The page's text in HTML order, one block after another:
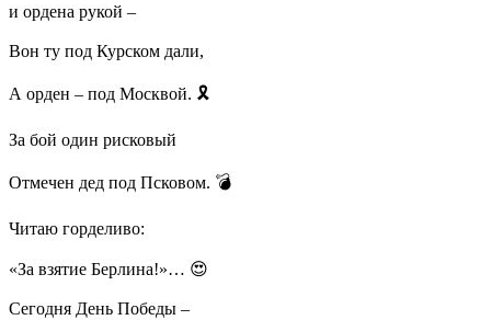
и ордена рукой –
Вон ту под Курском дали,
А орден – под Москвой. 🎗️
За бой один рисковый
Отмечен дед под Псковом. 💣
Читаю горделиво:
«За взятие Берлина!»… 😍
Сегодня День Победы –